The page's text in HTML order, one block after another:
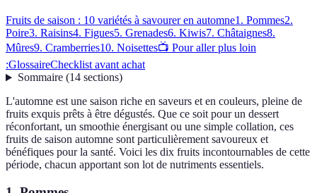
Fruits de saison : 10 variétés à savourer en automne1. Pommes2.
Poire3. Raisins4. Figues5. Grenades6. Kiwis7. Châtaignes8.
Mûres9. Cramberries10. Noisettes📺 Pour aller plus loin
:GlossaireChecklist avant achat
Sommaire(14 sections)
L'automne est une saison riche en saveurs et en couleurs, pleine de
fruits exquis prêts à être dégustés. Que ce soit pour un dessert
réconfortant, un smoothie énergisant ou une simple collation, ces
fruits de saison automne sont particulièrement savoureux et
bénéfiques pour la santé. Voici les dix fruits incontournables de cette
période, chacun apportant son lot de nutriments essentiels.